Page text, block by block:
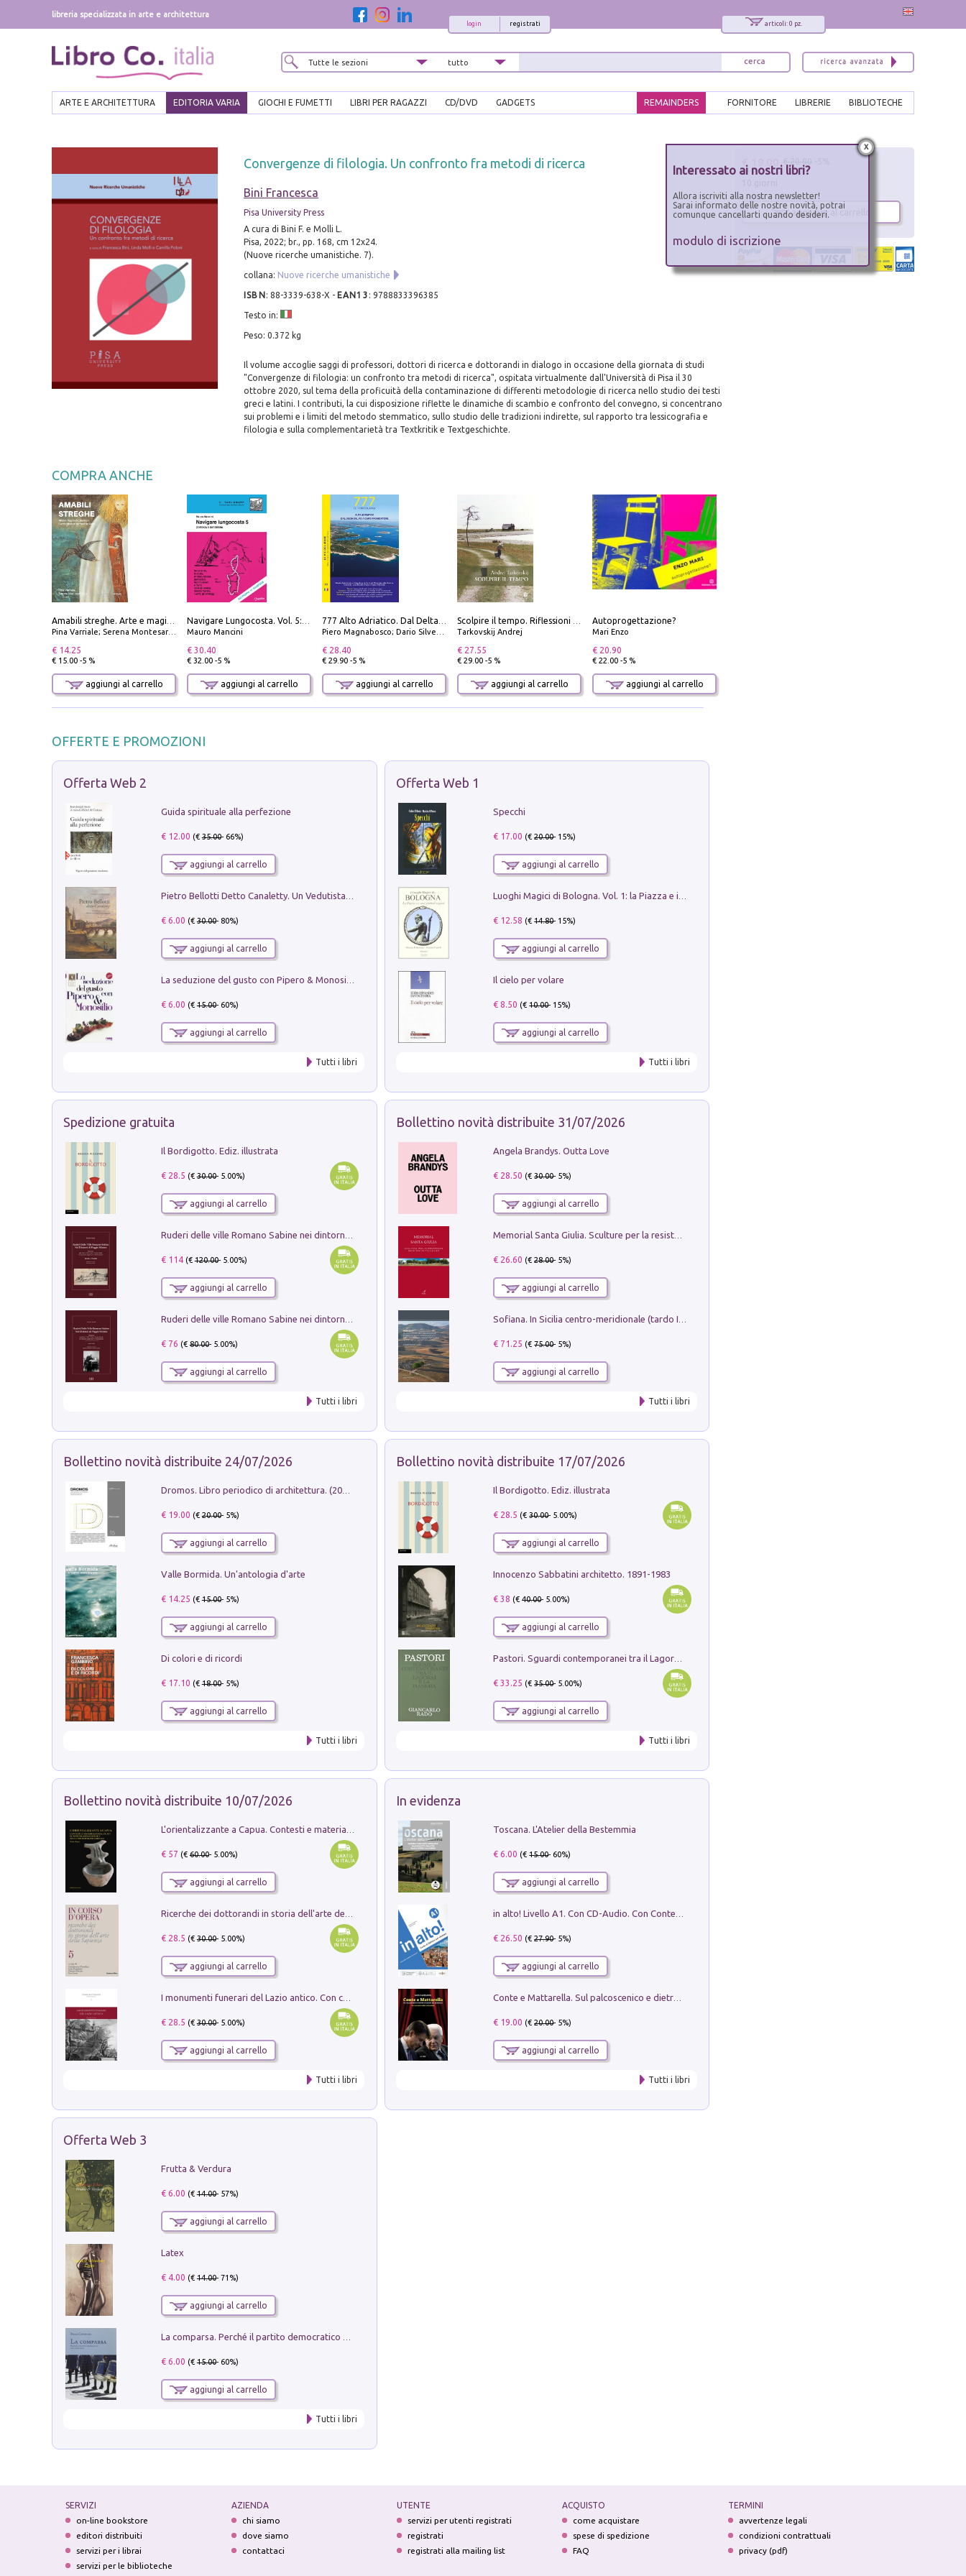
libreria specializzata in arte e architettura
articoli: 0 pz.
registrati
login
ARTE E ARCHITETTURA EDITORIA VARIA GIOCHI E FUMETTI LIBRI PER RAGAZZI CD/DVD GADGETS BIBLIOTECHE
LIBRERIE
FORNITORE
REMAINDERS
Convergenze di filologia. Un confronto fra metodi di ricerca
Bini Francesca
Pisa University Press
A cura di Bini F. e Molli L.
Pisa, 2022; br., pp. 168, cm 12x24.
(Nuove ricerche umanistiche. 7).
collana: Nuove ricerche umanistiche
ISBN : 88-3339-638-X - EAN13 : 9788833396385
Testo in:
Peso: 0.372 kg
Il volume accoglie saggi di professori, dottori di ricerca e dottorandi in dialogo in occasione della giornata di studi
"Convergenze di filologia: un confronto tra metodi di ricerca", ospitata virtualmente dall'Università di Pisa il 30
ottobre 2020, sul tema della proficuità della contaminazione di differenti metodologie di ricerca nello studio dei testi
greci e latini. I contributi, la cui disposizione riflette le dinamiche di scambio e confronto del convegno, si concentrano
sui problemi e i limiti del metodo stemmatico, sullo studio delle tradizioni indirette, sul rapporto tra lessicografia e
filologia e sulla complementarietà tra Textkritik e Textgeschichte.
COMPRA ANCHE
Pina Varriale; Serena Montesarchio
€ 14.25
€ 15.00 -5 %
aggiungi al carrello
Mauro Mancini
€ 30.40
€ 32.00 -5 %
aggiungi al carrello
Piero Magnabosco; Dario Silvestro; Marco Sbrizzi
€ 28.40
€ 29.90 -5 %
aggiungi al carrello
Tarkovskij Andrej
€ 27.55
€ 29.00 -5 %
aggiungi al carrello
Autoprogettazione?
Mari Enzo
€ 20.90
€ 22.00 -5 %
aggiungi al carrello
OFFERTE E PROMOZIONI
Offerta Web 2
Guida spirituale alla perfezione
€ 12.00 (€35.00- 66%)
aggiungi al carrello
€ 6.00 (€30.00- 80%)
aggiungi al carrello
€ 6.00 (€15.00- 60%)
aggiungi al carrello
Tutti i libri
Offerta Web 1
Specchi
€ 17.00 (€20.00- 15%)
aggiungi al carrello
€ 12.58 (€14.80- 15%)
aggiungi al carrello
Il cielo per volare
€ 8.50 (€10.00- 15%)
aggiungi al carrello
Tutti i libri
Spedizione gratuita
Il Bordigotto. Ediz. illustrata
€ 28.5 (€30.00- 5.00%)
aggiungi al carrello
€ 114(€120.00- 5.00%)
aggiungi al carrello
€ 76 (€80.00- 5.00%)
aggiungi al carrello
Tutti i libri
Bollettino novità distribuite 31/07/2026
Angela Brandys. Outta Love
€ 28.50 (€30.00- 5%)
aggiungi al carrello
€ 26.60 (€28.00- 5%)
aggiungi al carrello
€ 71.25 (€75.00- 5%)
aggiungi al carrello
Tutti i libri
Bollettino novità distribuite 24/07/2026
Dromos. Libro periodico di architettura. (2026). Vol. 15: Post-model
€ 19.00 (€20.00- 5%)
aggiungi al carrello
Valle Bormida. Un'antologia d'arte
€ 14.25 (€15.00- 5%)
aggiungi al carrello
Di colori e di ricordi
€ 17.10 (€18.00- 5%)
aggiungi al carrello
Tutti i libri
Bollettino novità distribuite 17/07/2026
Il Bordigotto. Ediz. illustrata
€ 28.5 (€30.00- 5.00%)
aggiungi al carrello
Innocenzo Sabbatini architetto. 1891-1983
€ 38 (€40.00- 5.00%)
aggiungi al carrello
€ 33.25 (€35.00- 5.00%)
aggiungi al carrello
Tutti i libri
Bollettino novità distribuite 10/07/2026
€ 57 (€60.00- 5.00%)
aggiungi al carrello
€ 28.5 (€30.00- 5.00%)
aggiungi al carrello
I monumenti funerari del Lazio antico. Con cartella con tavole
€ 28.5 (€30.00- 5.00%)
aggiungi al carrello
Tutti i libri
In evidenza
Toscana. L'Atelier della Bestemmia
€ 6.00 (€15.00- 60%)
aggiungi al carrello
€ 26.50 (€27.90- 5%)
aggiungi al carrello
€ 19.00 (€20.00- 5%)
aggiungi al carrello
Tutti i libri
Offerta Web 3
Frutta & Verdura
€ 6.00 (€14.00- 57%)
aggiungi al carrello
Latex
€ 4.00 (€14.00- 71%)
aggiungi al carrello
€ 6.00 (€15.00- 60%)
aggiungi al carrello
Tutti i libri
€ 19.00
aggiungi al carrello
SERVIZI
on-line bookstore
editori distribuiti
servizi per i librai
servizi per le biblioteche
AZIENDA
chi siamo
dove siamo
contattaci
UTENTE
servizi per utenti registrati
registrati
registrati alla mailing list
ACQUISTO
come acquistare
spese di spedizione
FAQ
TERMINI
avvertenze legali
condizioni contrattuali
privacy (pdf)
x
Interessato ai nostri libri?
Allora iscriviti alla nostra newsletter!
Sarai informato delle nostre novità, potrai
comunque cancellarti quando desideri.
modulo di iscrizione